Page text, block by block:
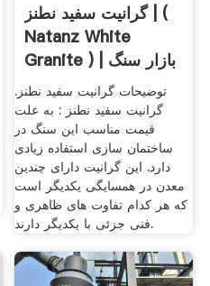
گرانیت سفید نطنز | (
Natanz White
Granite ) | بازار سنگ
ایران
توضیحات گرانیت سفید نطنز.
گرانیت سفید نطنز : به علت
قیمت مناسب این سنگ در
ساختمان سازی استفاده زیادی
دارد. این گرانیت دارای چندین
معدن در همسایگی یکدیگر است
که هر کدام تفاوت های ظاهری و
فنی جزئی با یکدیگر دارند.